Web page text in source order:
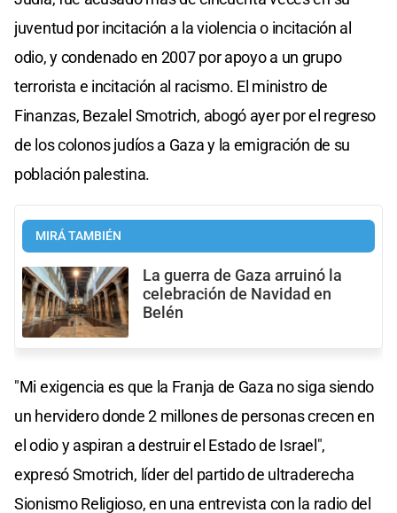
juventud por incitación a la violencia o incitación al
odio, y condenado en 2007 por apoyo a un grupo
terrorista e incitación al racismo. El ministro de
Finanzas, Bezalel Smotrich, abogó ayer por el regreso
de los colonos judíos a Gaza y la emigración de su
población palestina.
MIRÁ TAMBIÉN
La guerra de Gaza arruinó la
celebración de Navidad en
Belén
"Mi exigencia es que la Franja de Gaza no siga siendo
un hervidero donde 2 millones de personas crecen en
el odio y aspiran a destruir el Estado de Israel",
expresó Smotrich, líder del partido de ultraderecha
Sionismo Religioso, en una entrevista con la radio del